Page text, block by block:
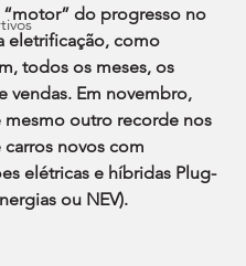
do progresso no
eletrificação, como
todos os meses, os
vendas. Em novembro,
mesmo outro recorde nos
novos com
elétricas e híbridas Plug-
ou NEV).